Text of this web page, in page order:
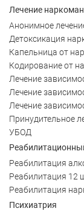
Лечение
Анонимное
Детоксикация
Капельница от
Кодирование от
Лечение
Лечение
Лечение
Принудительное
УБОД
Реабилитация
Реабилитация 12
Реабилитация
Психиатрия